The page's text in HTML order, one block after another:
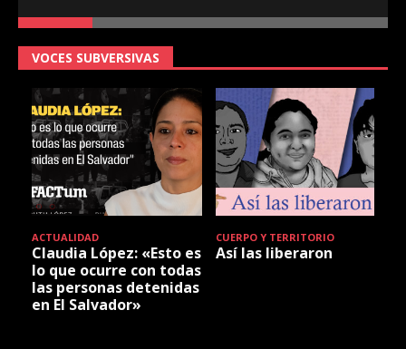
VOCES SUBVERSIVAS
López: «Esto es
que ocurre con todas
personas detenidas
El Salvador»
CUERPO Y TERRITORIO
Así las liberaron